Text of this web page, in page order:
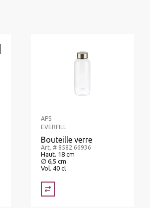
APS
EVERFILL
Bouteille verre
Art. # 8582.66936
Haut. 18 cm
∅ 6,5 cm
Vol. 40 cl